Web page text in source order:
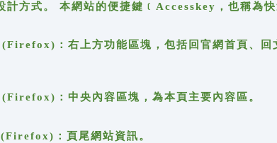
方式。 本網站的便捷鍵﹝Accesskey，也稱為快
：右上方功能區塊，包括回官網首頁、回
：中央內容區塊，為本頁主要內容區。
：頁尾網站資訊。